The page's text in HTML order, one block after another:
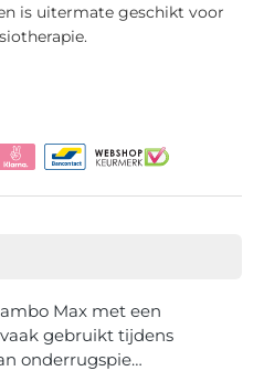
is uitermate geschikt voor
Max met een
gebruikt tijdens
onderrugspie…